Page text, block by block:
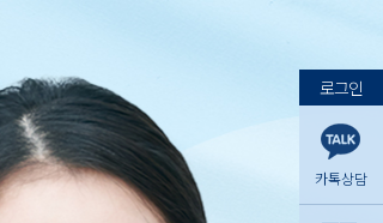
로그인
카톡상담